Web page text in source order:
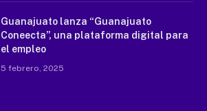
Guanajuato lanza “Guanajuato
Coneecta”, una plataforma digital para
el empleo
5 febrero, 2025